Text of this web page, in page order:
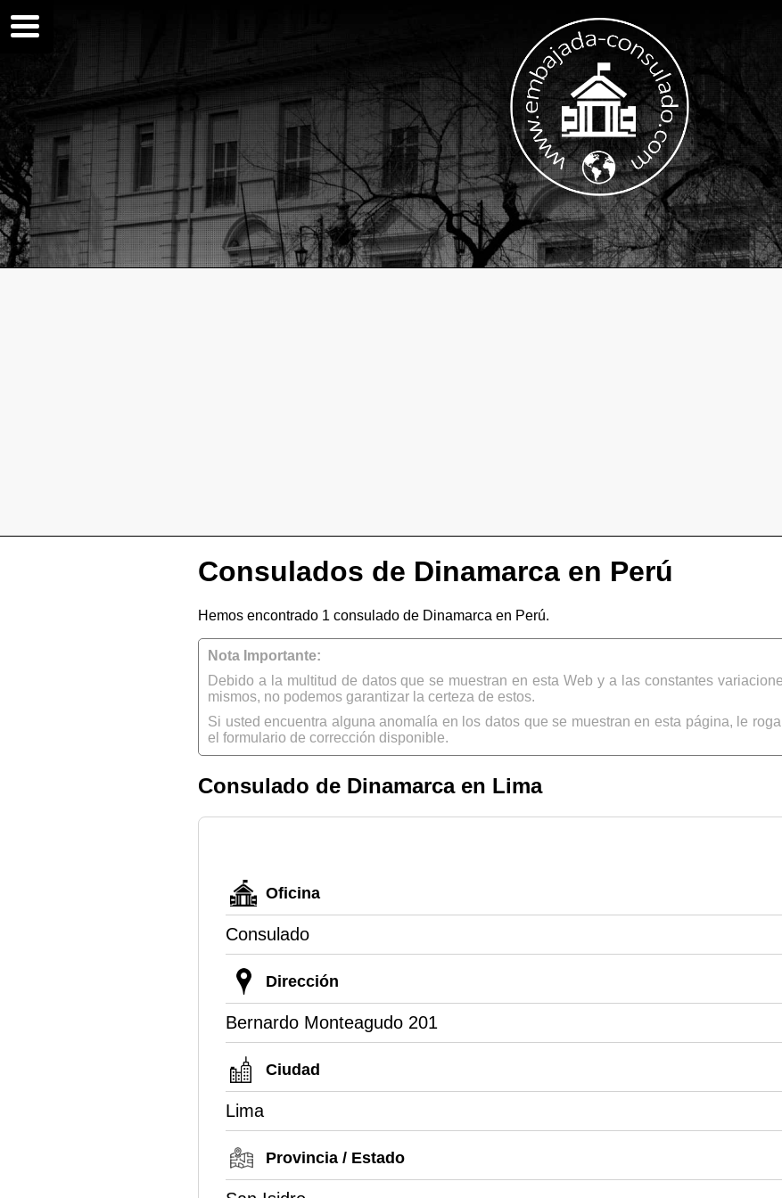
Consulados de Dinamarca en Perú
Hemos encontrado 1 consulado de Dinamarca en Perú.
Nota Importante:
Debido a la multitud de datos que se muestran en esta Web y a las constantes
mismos, no podemos garantizar la certeza de estos.
Si usted encuentra alguna anomalía en los datos que se muestran en esta página, le
el formulario de corrección disponible.
Consulado de Dinamarca en Lima
Oficina
Consulado
Dirección
Bernardo Monteagudo 201
Ciudad
Lima
Provincia / Estado